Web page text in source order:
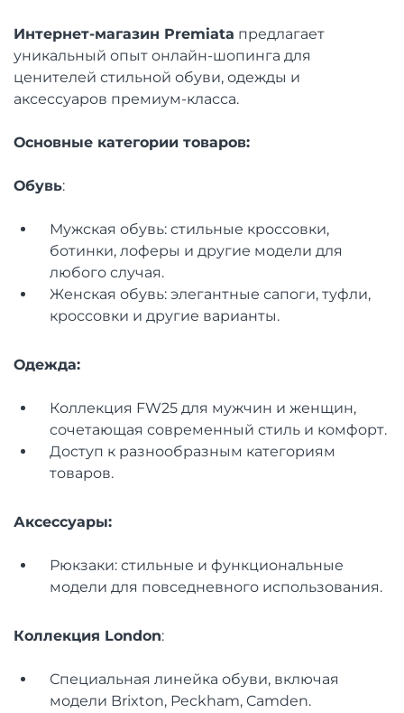
Интернет-магазин Premiata предлагает
уникальный опыт онлайн-шопинга для
ценителей стильной обуви, одежды и
аксессуаров премиум-класса.
Основные категории товаров:
Обувь:
Мужская обувь: стильные кроссовки,
ботинки, лоферы и другие модели для
любого случая.
Женская обувь: элегантные сапоги, туфли,
кроссовки и другие варианты.
Одежда:
Коллекция FW25 для мужчин и женщин,
сочетающая современный стиль и комфорт.
Доступ к разнообразным категориям
товаров.
Аксессуары:
Рюкзаки: стильные и функциональные
модели для повседневного использования.
Коллекция London:
Специальная линейка обуви, включая
модели Brixton, Peckham, Camden.